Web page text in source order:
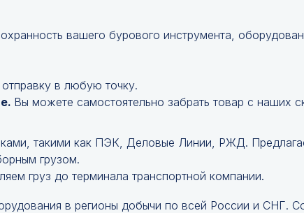
вашего бурового инструмента,
в любую точку.
Вы можете самостоятельно забрать товар с наших
такими как ПЭК, Деловые Линии, РЖД.
грузом.
груз до терминала транспортной компании.
в регионы добычи по всей России и СНГ.